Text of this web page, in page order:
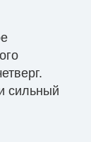
сильный